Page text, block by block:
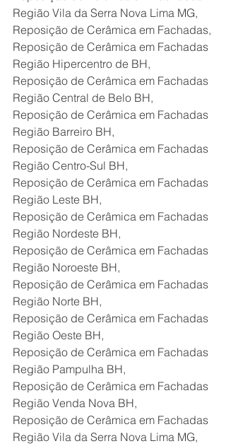
Região Vila da Serra Nova Lima MG,
Reposição de Cerâmica em Fachadas,
Reposição de Cerâmica em Fachadas
Região Hipercentro de BH,
Reposição de Cerâmica em Fachadas
Região Central de Belo BH,
Reposição de Cerâmica em Fachadas
Região Barreiro BH,
Reposição de Cerâmica em Fachadas
Região Centro-Sul BH,
Reposição de Cerâmica em Fachadas
Região Leste BH,
Reposição de Cerâmica em Fachadas
Região Nordeste BH,
Reposição de Cerâmica em Fachadas
Região Noroeste BH,
Reposição de Cerâmica em Fachadas
Região Norte BH,
Reposição de Cerâmica em Fachadas
Região Oeste BH,
Reposição de Cerâmica em Fachadas
Região Pampulha BH,
Reposição de Cerâmica em Fachadas
Região Venda Nova BH,
Reposição de Cerâmica em Fachadas
Região Vila da Serra Nova Lima MG,